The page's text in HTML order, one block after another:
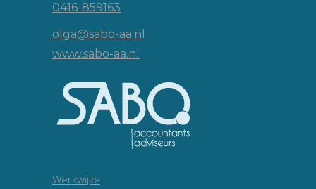
0416-859163
olga@sabo-aa.nl
www.sabo-aa.nl
Werkwijze